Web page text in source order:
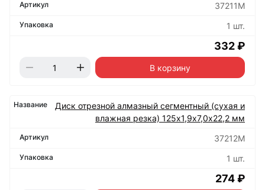
37211М
1 шт.
332 ₽
В корзину
Диск отрезной алмазный сегментный (сухая и
влажная резка) 125х1,9х7,0х22,2 мм
37212М
1 шт.
274 ₽